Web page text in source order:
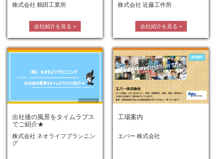
株式会社 鶴田工業所
会社紹介を見る >
株式会社 近藤工作所
会社紹介を見る >
出社後の風景をタイムラプス
でご紹介★
株式会社 ネオライフプランニン
グ
工場案内
エバー 株式会社